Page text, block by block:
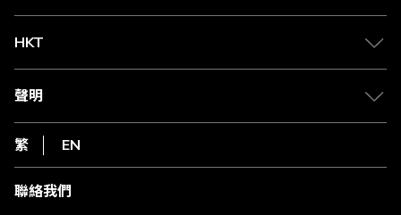
物流與配送
Club Shopping 商品領取站
常見問題
HKT
csl.
1010
HKT
聲明
私隱聲明
使用條款
條款及細則
不歧視及不騷擾聲明
繁 EN
聯絡我們